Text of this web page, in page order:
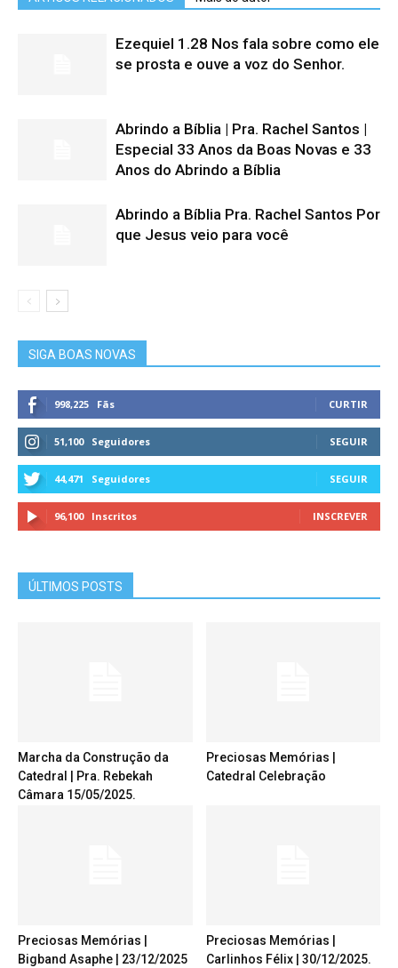
Ezequiel 1.28 Nos fala sobre como ele
se prosta e ouve a voz do Senhor.
Abrindo a Bíblia | Pra. Rachel Santos |
Especial 33 Anos da Boas Novas e 33
Anos do Abrindo a Bíblia
Abrindo a Bíblia Pra. Rachel Santos Por
que Jesus veio para você
SIGA BOAS NOVAS
998,225 Fãs CURTIR
51,100 Seguidores SEGUIR
44,471 Seguidores SEGUIR
96,100 Inscritos INSCREVER
ÚLTIMOS POSTS
Marcha da Construção da
Catedral | Pra. Rebekah
Câmara 15/05/2025.
Preciosas Memórias |
Catedral Celebração
Preciosas Memórias |
Bigband Asaphe | 23/12/2025
Preciosas Memórias |
Carlinhos Félix | 30/12/2025.